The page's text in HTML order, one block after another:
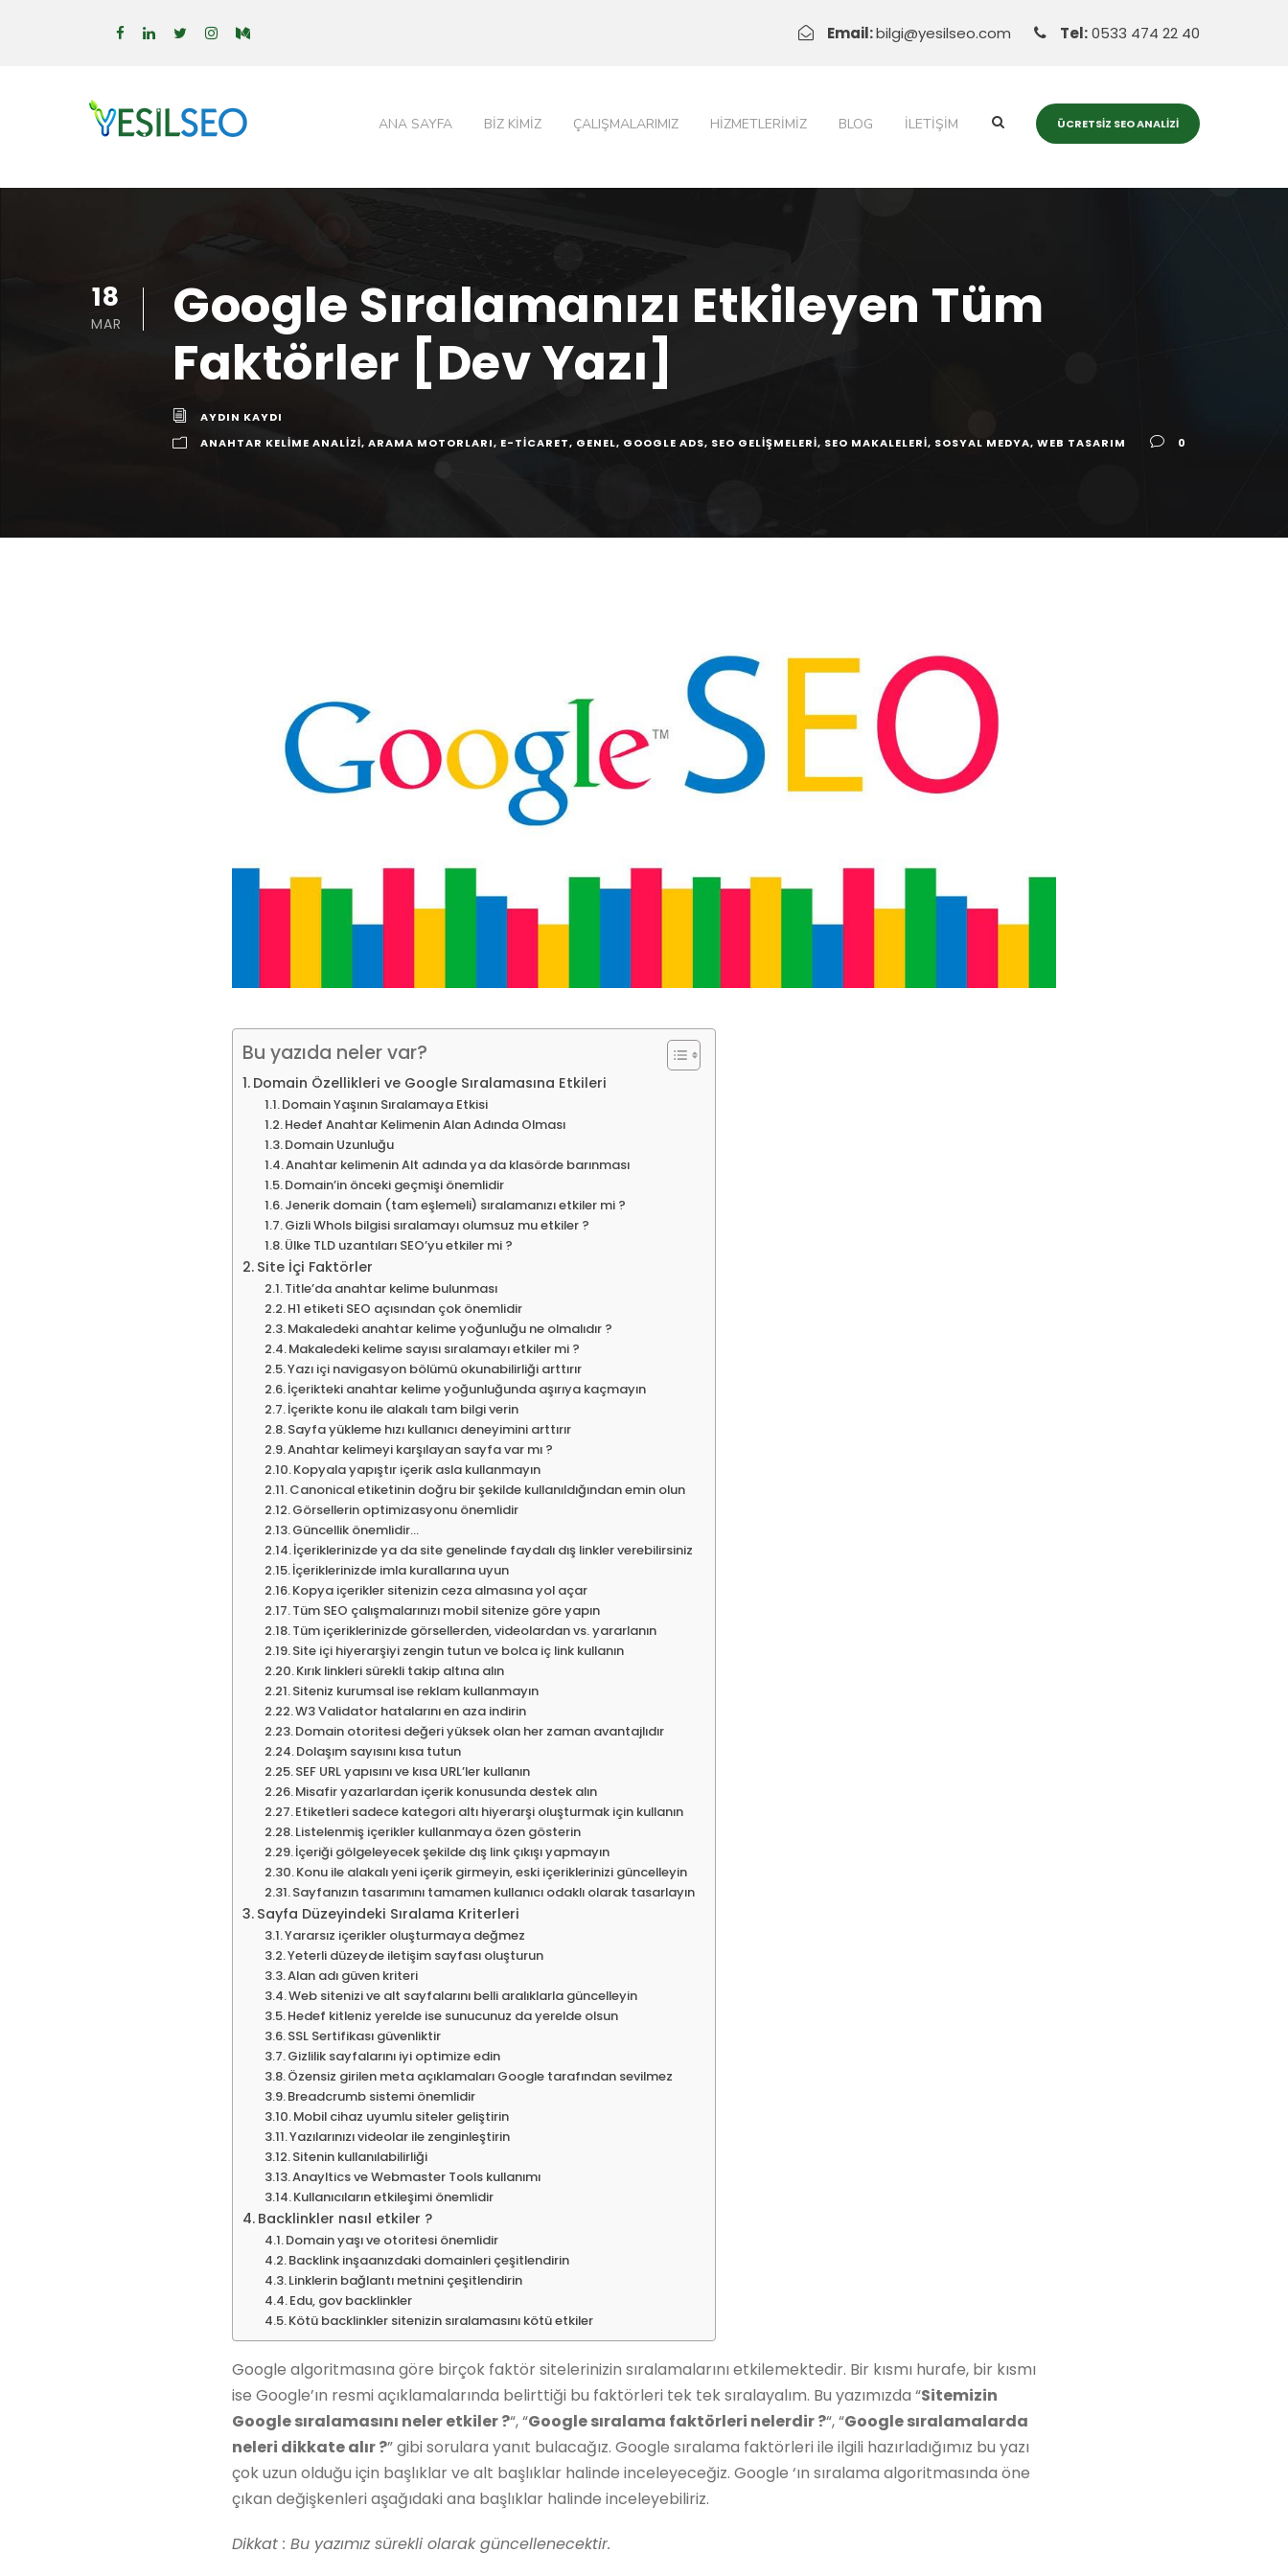
Email:bilgi@yesilseo.com Tel:0533 474 22 40
ANA SAYFA BIZ KIMIZ ÇALIŞMALARIMIZ HIZMETLERIMIZ BLOG İLETIŞIM ÜCRETSIZ SEO ANALIZI
18
MAR
Google Sıralamanızı Etkileyen Tüm
Faktörler [Dev Yazı]
AYDIN KAYDI
ANAHTAR KELIME ANALIZI, ARAMA MOTORLARI, E-TICARET, GENEL, GOOGLE ADS, SEO GELIŞMELERI, SEO MAKALELERI, SOSYAL MEDYA, WEB TASARIM 0
Bu yazıda neler var?
Domain Özellikleri ve Google Sıralamasına Etkileri
Domain Yaşının Sıralamaya Etkisi
Hedef Anahtar Kelimenin Alan Adında Olması
Domain Uzunluğu
Anahtar kelimenin Alt adında ya da klasörde barınması
Domain’in önceki geçmişi önemlidir
Jenerik domain (tam eşlemeli) sıralamanızı etkiler mi ?
Gizli WhoIs bilgisi sıralamayı olumsuz mu etkiler ?
Ülke TLD uzantıları SEO’yu etkiler mi ?
Site İçi Faktörler
Title’da anahtar kelime bulunması
H1 etiketi SEO açısından çok önemlidir
Makaledeki anahtar kelime yoğunluğu ne olmalıdır ?
Makaledeki kelime sayısı sıralamayı etkiler mi ?
Yazı içi navigasyon bölümü okunabilirliği arttırır
İçerikteki anahtar kelime yoğunluğunda aşırıya kaçmayın
İçerikte konu ile alakalı tam bilgi verin
Sayfa yükleme hızı kullanıcı deneyimini arttırır
Anahtar kelimeyi karşılayan sayfa var mı ?
Kopyala yapıştır içerik asla kullanmayın
Canonical etiketinin doğru bir şekilde kullanıldığından emin olun
Görsellerin optimizasyonu önemlidir
Güncellik önemlidir…
İçeriklerinizde ya da site genelinde faydalı dış linkler verebilirsiniz
İçeriklerinizde imla kurallarına uyun
Kopya içerikler sitenizin ceza almasına yol açar
Tüm SEO çalışmalarınızı mobil sitenize göre yapın
Tüm içeriklerinizde görsellerden, videolardan vs. yararlanın
Site içi hiyerarşiyi zengin tutun ve bolca iç link kullanın
Kırık linkleri sürekli takip altına alın
Siteniz kurumsal ise reklam kullanmayın
W3 Validator hatalarını en aza indirin
Domain otoritesi değeri yüksek olan her zaman avantajlıdır
Dolaşım sayısını kısa tutun
SEF URL yapısını ve kısa URL’ler kullanın
Misafir yazarlardan içerik konusunda destek alın
Etiketleri sadece kategori altı hiyerarşi oluşturmak için kullanın
Listelenmiş içerikler kullanmaya özen gösterin
İçeriği gölgeleyecek şekilde dış link çıkışı yapmayın
Konu ile alakalı yeni içerik girmeyin, eski içeriklerinizi güncelleyin
Sayfanızın tasarımını tamamen kullanıcı odaklı olarak tasarlayın
Sayfa Düzeyindeki Sıralama Kriterleri
Yararsız içerikler oluşturmaya değmez
Yeterli düzeyde iletişim sayfası oluşturun
Alan adı güven kriteri
Web sitenizi ve alt sayfalarını belli aralıklarla güncelleyin
Hedef kitleniz yerelde ise sunucunuz da yerelde olsun
SSL Sertifikası güvenliktir
Gizlilik sayfalarını iyi optimize edin
Özensiz girilen meta açıklamaları Google tarafından sevilmez
Breadcrumb sistemi önemlidir
Mobil cihaz uyumlu siteler geliştirin
Yazılarınızı videolar ile zenginleştirin
Sitenin kullanılabilirliği
Anayltics ve Webmaster Tools kullanımı
Kullanıcıların etkileşimi önemlidir
Backlinkler nasıl etkiler ?
Domain yaşı ve otoritesi önemlidir
Backlink inşaanızdaki domainleri çeşitlendirin
Linklerin bağlantı metnini çeşitlendirin
Edu, gov backlinkler
Kötü backlinkler sitenizin sıralamasını kötü etkiler
Google algoritmasına göre birçok faktör sitelerinizin sıralamalarını etkilemektedir. Bir kısmı hurafe, bir kısmı
ise Google’ın resmi açıklamalarında belirttiği bu faktörleri tek tek sıralayalım. Bu yazımızda “Sitemizin
Google sıralamasını neler etkiler ?“, “Google sıralama faktörleri nelerdir ?“, “Google sıralamalarda
neleri dikkate alır ?” gibi sorulara yanıt bulacağız. Google sıralama faktörleri ile ilgili hazırladığımız bu yazı
çok uzun olduğu için başlıklar ve alt başlıklar halinde inceleyeceğiz. Google ‘ın sıralama algoritmasında öne
çıkan değişkenleri aşağıdaki ana başlıklar halinde inceleyebiliriz.
Dikkat : Bu yazımız sürekli olarak güncellenecektir.